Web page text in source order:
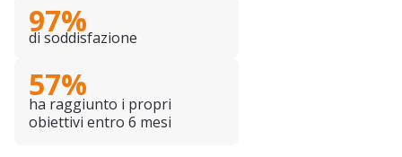
97%
di soddisfazione
57%
ha raggiunto i propri
obiettivi entro 6 mesi